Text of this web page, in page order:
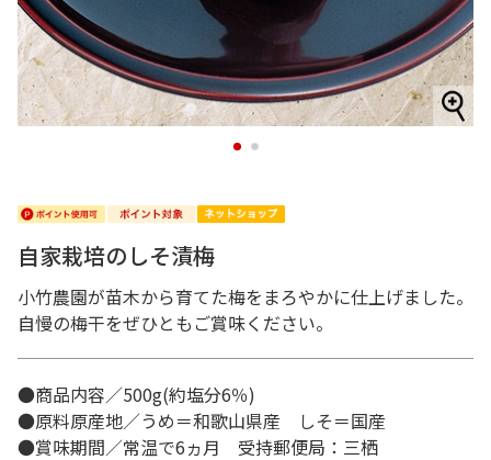
1 2
自家栽培のしそ漬梅
小竹農園が苗木から育てた梅をまろやかに仕上げました。
自慢の梅干をぜひともご賞味ください。
●商品内容／500g(約塩分6％)
●原料原産地／うめ＝和歌山県産 しそ＝国産
●賞味期間／常温で6ヵ月 受持郵便局：三栖